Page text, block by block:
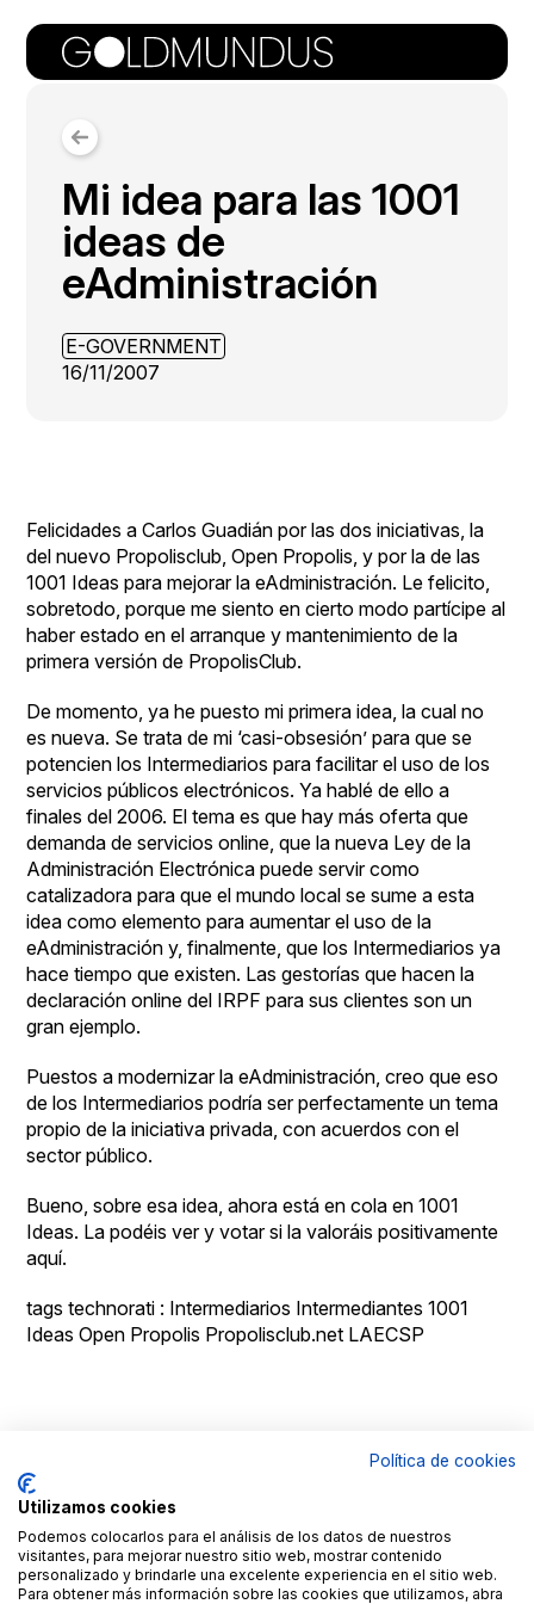
Mi idea para las 1001
ideas de
eAdministración
E-GOVERNMENT
16/11/2007
Felicidades a Carlos Guadián por las dos iniciativas, la
del nuevo Propolisclub,Open Propolis, y por la de las
1001 Ideas para mejorar la eAdministración. Le felicito,
sobretodo, porque me siento en cierto modo partícipe al
haber estado en el arranque y mantenimiento de la
primera versión de PropolisClub.
De momento, ya he puesto mi primera idea, la cual no
es nueva. Se trata de mi ‘casi-obsesión’ para que se
potencien los Intermediarios para facilitar el uso de los
servicios públicos electrónicos. Yahablé de ello a
finales del 2006. El tema es que hay más oferta que
demanda de servicios online, que la nueva Ley de la
Administración Electrónica puede servir como
catalizadora para que el mundo local se sume a esta
idea como elemento para aumentar el uso de la
eAdministración y, finalmente, que los Intermediarios ya
hace tiempo que existen. Las gestorías que hacen la
declaración online del IRPF para sus clientes son un
gran ejemplo.
Puestos a modernizar la eAdministración, creo que eso
de los Intermediarios podría ser perfectamente un tema
propio de la iniciativa privada, con acuerdos con el
sector público.
Bueno, sobre esa idea, ahora está en cola en 1001
Ideas. La podéis ver y votar si la valoráis positivamente
aquí.
tags technorati : Intermediarios Intermediantes 1001
Ideas Open Propolis Propolisclub.net LAECSP
LinkedIN
Fages
Contacto
ByPolítica de cookies
Utilizamos cookies
Podemos colocarlos para el análisis de los datos de nuestros
visitantes, para mejorar nuestro sitio web, mostrar contenido
personalizado y brindarle una excelente experiencia en el sitio web.
Para obtener más información sobre las cookies que utilizamos, abra